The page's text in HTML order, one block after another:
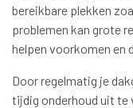
bereikbare plekken
problemen kan grote
helpen voorkomen en
Door regelmatig je
tijdig onderhoud uit te